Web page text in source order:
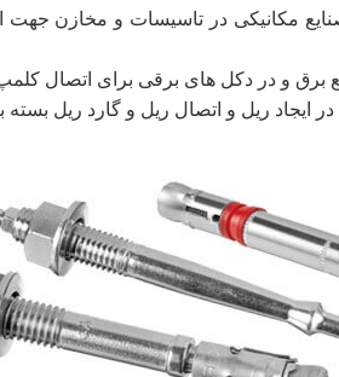
مکانیکی در تاسیسات و مخازن
برق و در دکل های برقی برای اتصال
در ایجاد ریل و اتصال ریل و گارد ریل